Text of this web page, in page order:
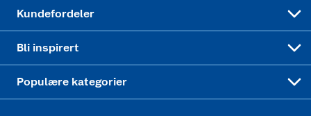
Kundefordeler
Bli inspirert
Populære kategorier